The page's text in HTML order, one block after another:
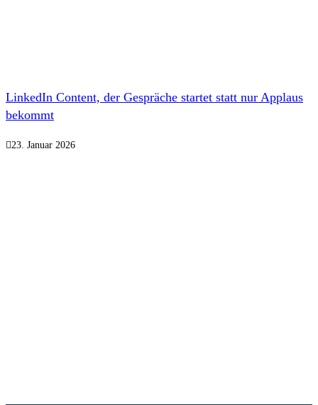
LinkedIn Content, der Gespräche startet statt nur Applaus
bekommt
23. Januar 2026